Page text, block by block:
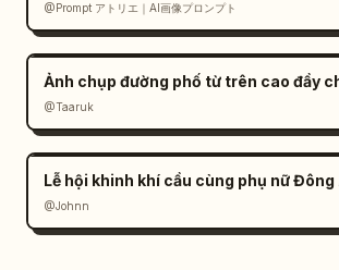
@Prompt アトリエ｜AI画像プロンプト
@Taaruk
Lễ hội khinh khí cầu cùng phụ nữ Đông
@Johnn